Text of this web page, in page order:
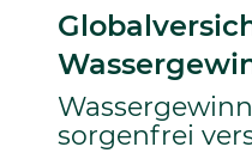
sorgenfrei